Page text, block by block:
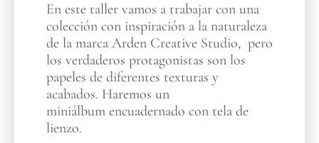
En este taller vamos a trabajar con una
colección con inspiración a la naturaleza
de la marca Arden Creative Studio, pero
los verdaderos protagonistas son los
papeles de diferentes texturas y
acabados. Haremos un
miniálbum encuadernado con tela de
lienzo.